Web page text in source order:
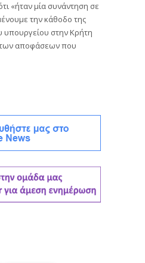
«ήταν μία συνάντηση σε
την κάθοδο της
υπουργείου στην Κρήτη
των αποφάσεων που